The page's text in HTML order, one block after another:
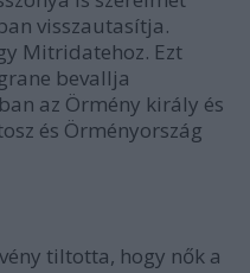
visszautasítja.
Mitridatehoz. Ezt
bevallja
az Örmény király és
és Örményország
tiltotta, hogy nők a